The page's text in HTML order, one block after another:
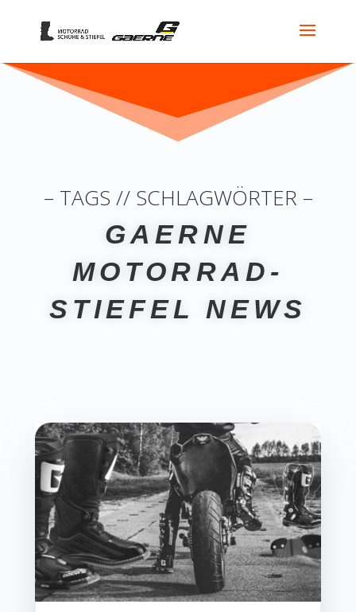
– TAGS // SCHLAGWÖRTER –
GAERNE
MOTORRAD-
STIEFEL NEWS